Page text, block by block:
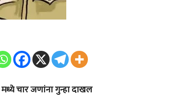
चार जणांना गुन्हा दाखल